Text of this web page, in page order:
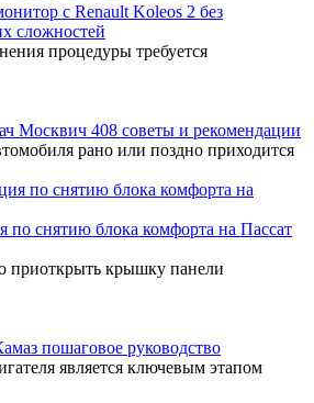
с Renault Koleos 2 без
сложностей
процедуры требуется
Москвич 408 советы и рекомендации
рано или поздно приходится
по снятию блока комфорта на Пассат
приоткрыть крышку панели
пошаговое руководство
является ключевым этапом